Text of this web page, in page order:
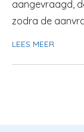
aangevraagd,
zodra de
LEES MEER